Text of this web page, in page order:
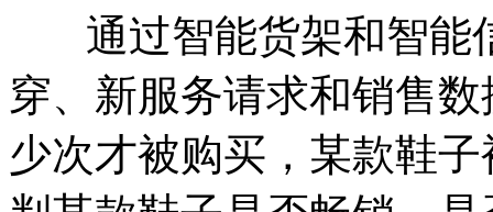
通过智能货架和智能
穿、新服务请求和销售
少次才被购买，某款鞋